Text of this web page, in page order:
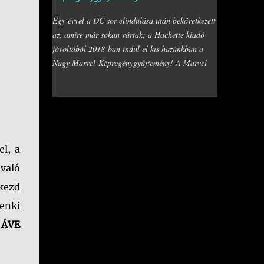
a
ÁVE
leghősiesebbek, arra azért senki sem számított,
hogy fogja magát, és nekiesik az összes Marvel
hősnek, hogy végezzen velük. Történetünk elején
az X-Men a Ravencroft Intézetbe viszi be
hogy valaki végre segítsen rajta, me…
Egy évvel a DC sor elindulása után bekövetkezett
az, amire már sokan vártak; a Hachette kiadó
jóvoltából 2018-ban indul el kis hazánkban a
Nagy Marvel-Képregénygyűjtemény! A Marvel